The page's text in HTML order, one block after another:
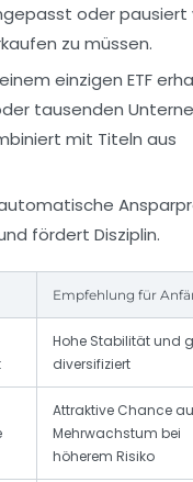
oder pausiert
zu müssen.
einzigen ETF
tausenden
mit Titeln aus
fördert Disziplin.
Empfehlung für
Hohe Stabilität und
diversifiziert
Attraktive Chance
Mehrwachstum bei
höherem Risiko